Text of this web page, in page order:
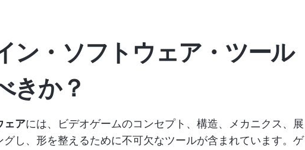
ン・ソフトウェア・ツール
きか？
ェアには、ビデオゲームのコンセプト、構造、メカニクス、展
し、形を整えるために不可欠なツールが含まれています。ゲ